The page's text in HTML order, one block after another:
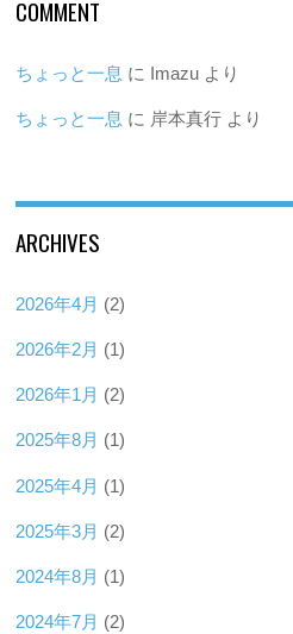
COMMENT
ちょっと一息 に Imazu より
ちょっと一息 に 岸本真行 より
ARCHIVES
2026年4月 (2)
2026年2月 (1)
2026年1月 (2)
2025年8月 (1)
2025年4月 (1)
2025年3月 (2)
2024年8月 (1)
2024年7月 (2)